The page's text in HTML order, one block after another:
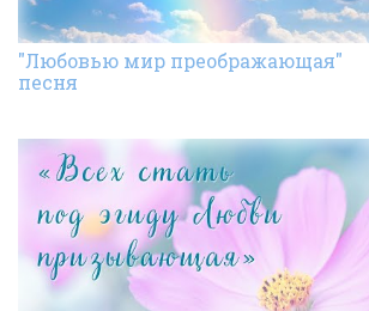
"Любовью мир преображающая"
песня